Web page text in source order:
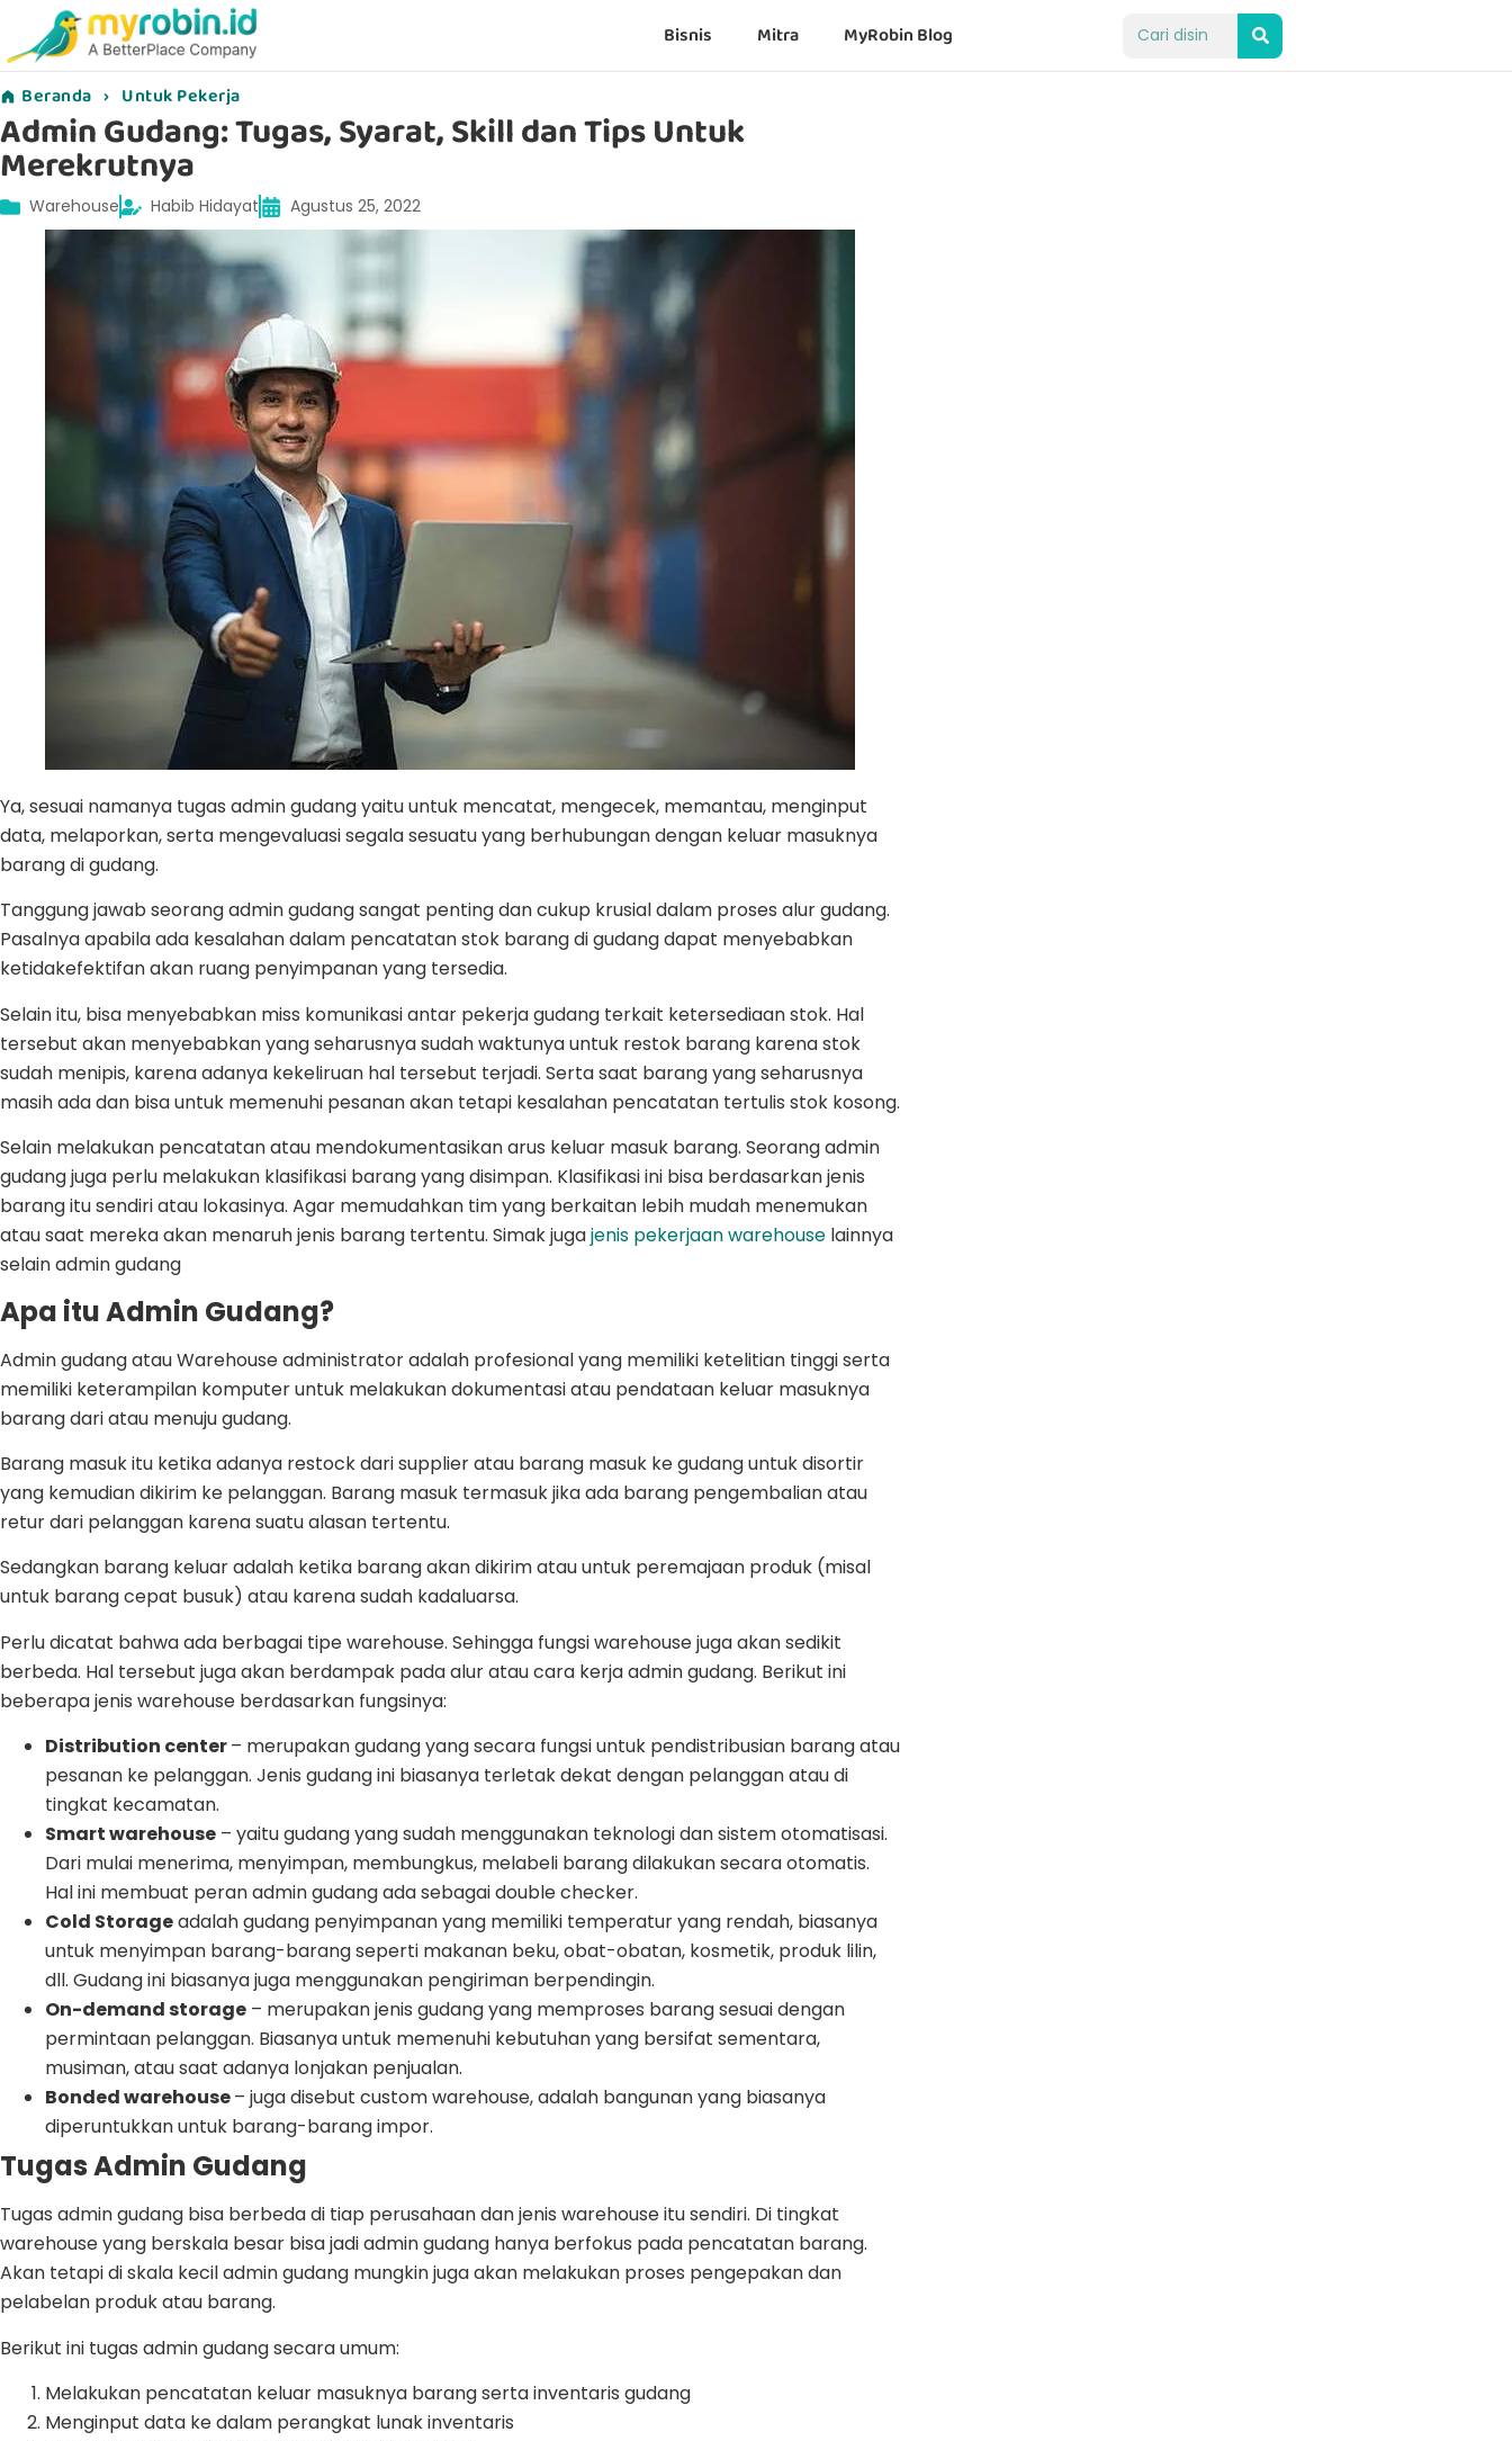
Bisnis Mitra MyRobin Blog
Beranda › Untuk Pekerja
Admin Gudang: Tugas, Syarat, Skill dan Tips Untuk
Merekrutnya
Warehouse Habib Hidayat Agustus 25, 2022
Ya, sesuai namanya tugas admin gudang yaitu untuk mencatat, mengecek, memantau, menginput
data, melaporkan, serta mengevaluasi segala sesuatu yang berhubungan dengan keluar masuknya
barang di gudang.
Tanggung jawab seorang admin gudang sangat penting dan cukup krusial dalam proses alur gudang.
Pasalnya apabila ada kesalahan dalam pencatatan stok barang di gudang dapat menyebabkan
ketidakefektifan akan ruang penyimpanan yang tersedia.
Selain itu, bisa menyebabkan miss komunikasi antar pekerja gudang terkait ketersediaan stok. Hal
tersebut akan menyebabkan yang seharusnya sudah waktunya untuk restok barang karena stok
sudah menipis, karena adanya kekeliruan hal tersebut terjadi. Serta saat barang yang seharusnya
masih ada dan bisa untuk memenuhi pesanan akan tetapi kesalahan pencatatan tertulis stok kosong.
Selain melakukan pencatatan atau mendokumentasikan arus keluar masuk barang. Seorang admin
gudang juga perlu melakukan klasifikasi barang yang disimpan. Klasifikasi ini bisa berdasarkan jenis
barang itu sendiri atau lokasinya. Agar memudahkan tim yang berkaitan lebih mudah menemukan
atau saat mereka akan menaruh jenis barang tertentu. Simak jugajenis pekerjaan warehouse lainnya
selain admin gudang
Apa itu Admin Gudang?
Admin gudang atau Warehouse administrator adalah profesional yang memiliki ketelitian tinggi serta
memiliki keterampilan komputer untuk melakukan dokumentasi atau pendataan keluar masuknya
barang dari atau menuju gudang.
Barang masuk itu ketika adanya restock dari supplier atau barang masuk ke gudang untuk disortir
yang kemudian dikirim ke pelanggan. Barang masuk termasuk jika ada barang pengembalian atau
retur dari pelanggan karena suatu alasan tertentu.
Sedangkan barang keluar adalah ketika barang akan dikirim atau untuk peremajaan produk (misal
untuk barang cepat busuk) atau karena sudah kadaluarsa.
Perlu dicatat bahwa ada berbagai tipe warehouse. Sehingga fungsi warehouse juga akan sedikit
berbeda. Hal tersebut juga akan berdampak pada alur atau cara kerja admin gudang. Berikut ini
beberapa jenis warehouse berdasarkan fungsinya:
Distribution center– merupakan gudang yang secara fungsi untuk pendistribusian barang atau
pesanan ke pelanggan. Jenis gudang ini biasanya terletak dekat dengan pelanggan atau di
tingkat kecamatan.
Smart warehouse – yaitu gudang yang sudah menggunakan teknologi dan sistem otomatisasi.
Dari mulai menerima, menyimpan, membungkus, melabeli barang dilakukan secara otomatis.
Hal ini membuat peran admin gudang ada sebagai double checker.
Cold Storageadalah gudang penyimpanan yang memiliki temperatur yang rendah, biasanya
untuk menyimpan barang-barang seperti makanan beku, obat-obatan, kosmetik, produk lilin,
dll. Gudang ini biasanya juga menggunakan pengiriman berpendingin.
On-demand storage – merupakan jenis gudang yang memproses barang sesuai dengan
permintaan pelanggan. Biasanya untuk memenuhi kebutuhan yang bersifat sementara,
musiman, atau saat adanya lonjakan penjualan.
Bonded warehouse– juga disebut custom warehouse, adalah bangunan yang biasanya
diperuntukkan untuk barang-barang impor.
Tugas Admin Gudang
Tugas admin gudang bisa berbeda di tiap perusahaan dan jenis warehouse itu sendiri. Di tingkat
warehouse yang berskala besar bisa jadi admin gudang hanya berfokus pada pencatatan barang.
Akan tetapi di skala kecil admin gudang mungkin juga akan melakukan proses pengepakan dan
pelabelan produk atau barang.
Berikut ini tugas admin gudang secara umum:
Melakukan pencatatan keluar masuknya barang serta inventaris gudang
Menginput data ke dalam perangkat lunak inventaris